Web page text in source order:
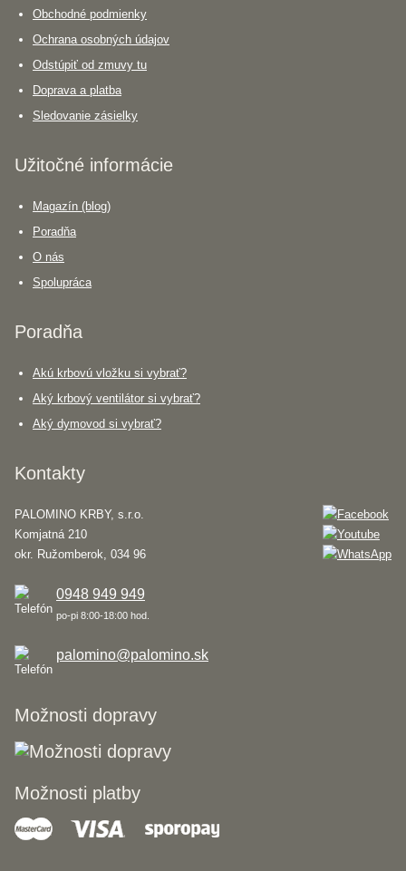
Obchodné podmienky
Ochrana osobných údajov
Odstúpiť od zmuvy tu
Doprava a platba
Sledovanie zásielky
Užitočné informácie
Magazín (blog)
Poradňa
O nás
Spolupráca
Poradňa
Akú krbovú vložku si vybrať?
Aký krbový ventilátor si vybrať?
Aký dymovod si vybrať?
Kontakty
PALOMINO KRBY, s.r.o.
Komjatná 210
okr. Ružomberok, 034 96
0948 949 949
po-pi 8:00-18:00 hod.
palomino@palomino.sk
Možnosti dopravy
Možnosti platby